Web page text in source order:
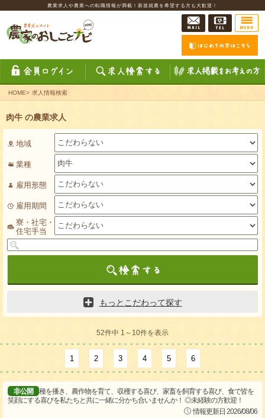
農業求人や農業への転職情報が満載！新規就農を希望する方も大歓迎！
HOME> 求人情報検索
肉牛 の農業求人
地域
業種
雇用形態
雇用期間
寮・社宅・
住宅手当
もっとこだわって探す
52件中 1～10件を表示
1 2 3 4 5 6
非公開
種を播き、農作物を育て、収穫する喜び、家畜を飼育する喜び、食で皆を
笑顔にする喜びを私たちと共に一緒に分かち合いませんか！ ◎未経験の方歓迎！
情報更新日 2026/08/06